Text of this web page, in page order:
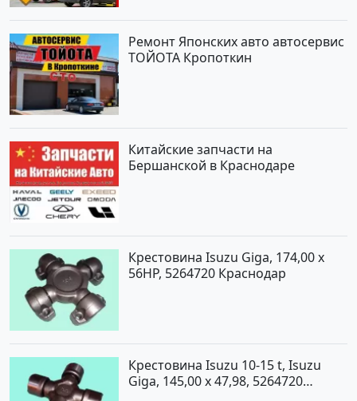
Ремонт Японских авто автосервис
ТОЙОТА Кропоткин
Китайские запчасти на
Бершанской в Краснодаре
Крестовина Isuzu Giga, 174,00 x
56HP, 5264720 Краснодар
Крестовина Isuzu 10-15 t, Isuzu
Giga, 145,00 x 47,98, 5264720